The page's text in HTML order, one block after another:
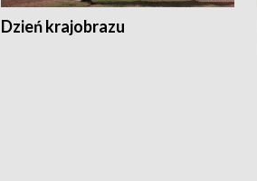
Dzień krajobrazu